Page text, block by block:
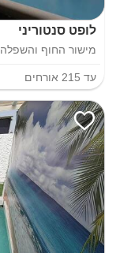
לופט סנטוריני
מישור החוף והשפלה
עד 215 אורחים